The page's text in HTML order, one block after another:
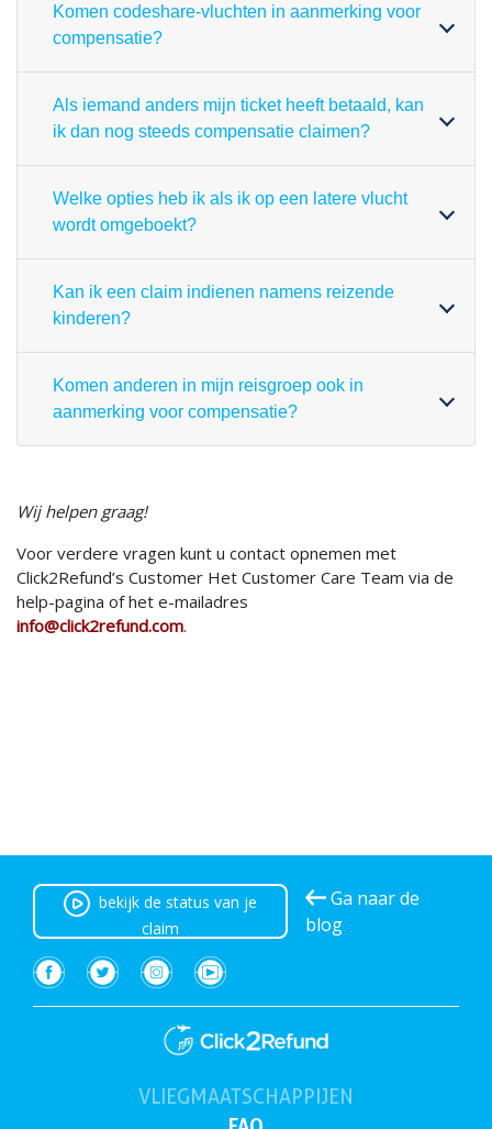
Komen codeshare-vluchten in aanmerking voor
compensatie?
Als iemand anders mijn ticket heeft betaald, kan
ik dan nog steeds compensatie claimen?
Welke opties heb ik als ik op een latere vlucht
wordt omgeboekt?
Kan ik een claim indienen namens reizende
kinderen?
Komen anderen in mijn reisgroep ook in
aanmerking voor compensatie?
Wij helpen graag!
Voor verdere vragen kunt u contact opnemen met
Click2Refund’s Customer Het Customer Care Team via de
help-pagina of het e-mailadres
info@click2refund.com.
claim
Ga naar de
blog
VLIEGMAATSCHAPPIJEN